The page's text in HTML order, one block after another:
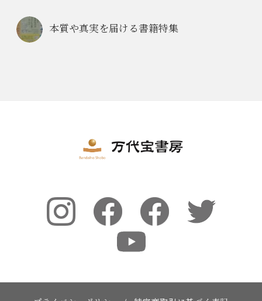
本質や真実を届ける書籍特集